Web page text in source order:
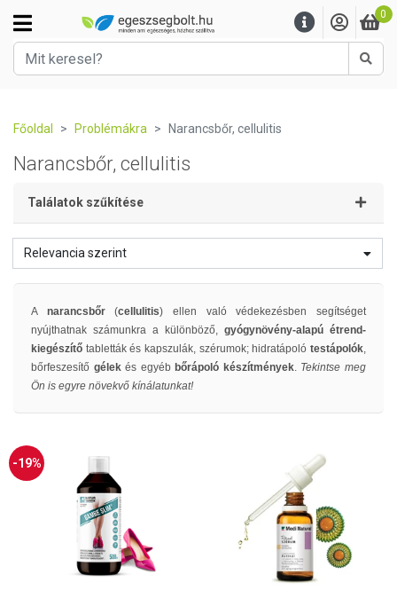
0
Főoldal Problémákra Narancsbőr, cellulitis
Narancsbőr, cellulitis
Találatok szűkítése
Relevancia szerint
A narancsbőr(cellulitis) ellen való védekezésben segítséget
nyújthatnak számunkra a különböző, gyógynövény-alapú étrend-
kiegészítő tabletták és kapszulák, szérumok; hidratápoló testápolók,
bőrfeszesítő gélekés egyéb bőrápoló készítmények. Tekintse meg
Ön is egyre növekvő kínálatunkat!
-19%